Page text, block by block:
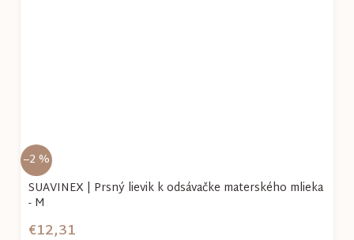
–2 %
SUAVINEX | Prsný lievik k odsávačke materského mlieka
- M
€12,31